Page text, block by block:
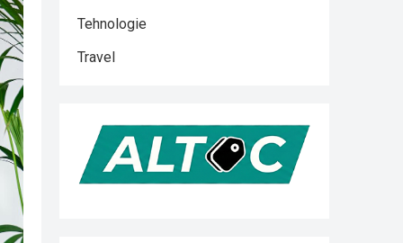
Tehnologie
Travel